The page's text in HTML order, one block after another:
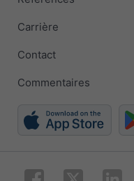
Carrière
Contact
Commentaires